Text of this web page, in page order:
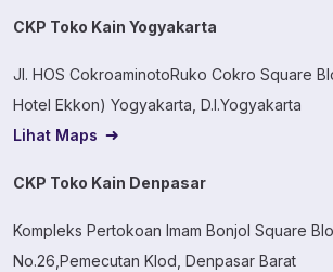
CKP Toko Kain Yogyakarta
Jl. HOS CokroaminotoRuko Cokro Square
Hotel Ekkon) Yogyakarta, D.I.Yogyakarta
Lihat Maps
CKP Toko Kain Denpasar
Kompleks Pertokoan Imam Bonjol Square
No.26,Pemecutan Klod, Denpasar Barat